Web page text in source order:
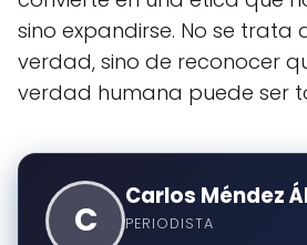
sino expandirse. No se trata
verdad, sino de reconocer
verdad humana puede ser
C
Carlos Méndez
PERIODISTA